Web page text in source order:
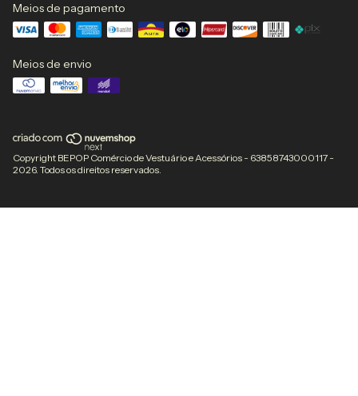
Meios de pagamento
Meios de envio
Copyright BEPOP Comércio de Vestuário e Acessórios - 63858743000117 -
2026. Todos os direitos reservados.